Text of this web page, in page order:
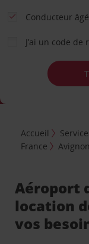
Conducteur
J’ai un code de
Accueil
France
Avignon
Aéroport
location
vos